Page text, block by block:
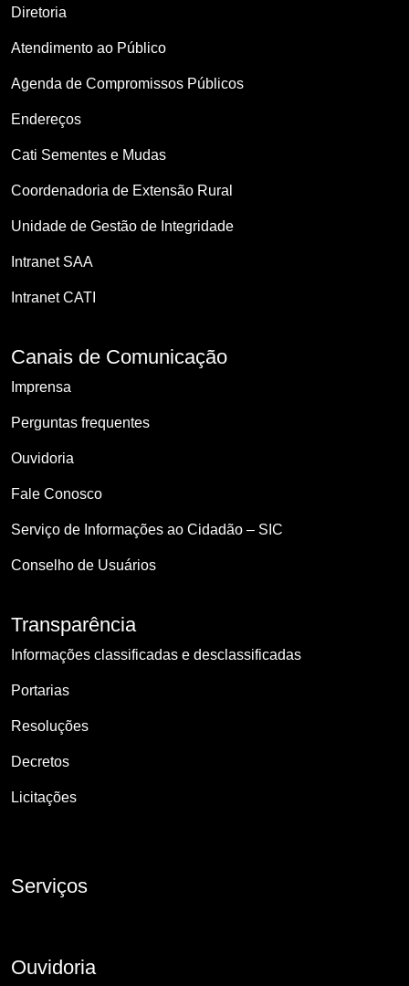
Diretoria
Atendimento ao Público
Agenda de Compromissos Públicos
Endereços
Cati Sementes e Mudas
Coordenadoria de Extensão Rural
Unidade de Gestão de Integridade
Intranet SAA
Intranet CATI
Canais de Comunicação
Imprensa
Perguntas frequentes
Ouvidoria
Fale Conosco
Serviço de Informações ao Cidadão – SIC
Conselho de Usuários
Transparência
Informações classificadas e desclassificadas
Portarias
Resoluções
Decretos
Licitações
Serviços
Ouvidoria